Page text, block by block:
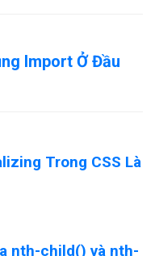
Import Ở Đầu
Trong CSS Là
nth-child() và nth-